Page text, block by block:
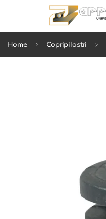
Home Copripilastri